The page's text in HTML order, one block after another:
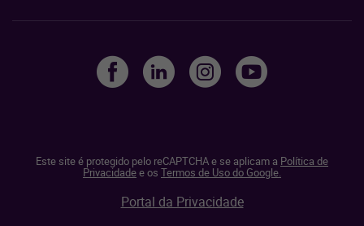
Este site é protegido pelo reCAPTCHA e se aplicam a Política de
Privacidadee os Termos de Uso do Google.
Portal da Privacidade